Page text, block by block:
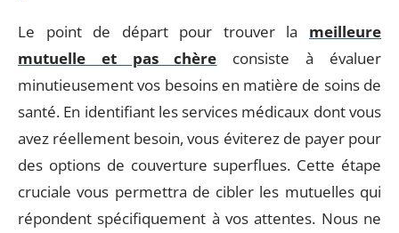
Le point de départ pour trouver la meilleure
mutuelle et pas chère consiste à évaluer
minutieusement vos besoins en matière de soins de
santé. En identifiant les services médicaux dont vous
avez réellement besoin, vous éviterez de payer pour
des options de couverture superflues. Cette étape
cruciale vous permettra de cibler les mutuelles qui
répondent spécifiquement à vos attentes. Nous ne